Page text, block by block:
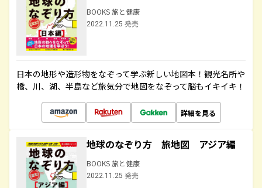
BOOKS 旅と健康
2022.11.25 発売
日本の地形や造形物をなぞって学ぶ新しい地図本！観光名所や
橋、川、湖、半島など旅気分で地図をなぞって脳もイキイキ！
詳細を見る
地球のなぞり方 旅地図 アジア編
BOOKS 旅と健康
2022.11.25 発売